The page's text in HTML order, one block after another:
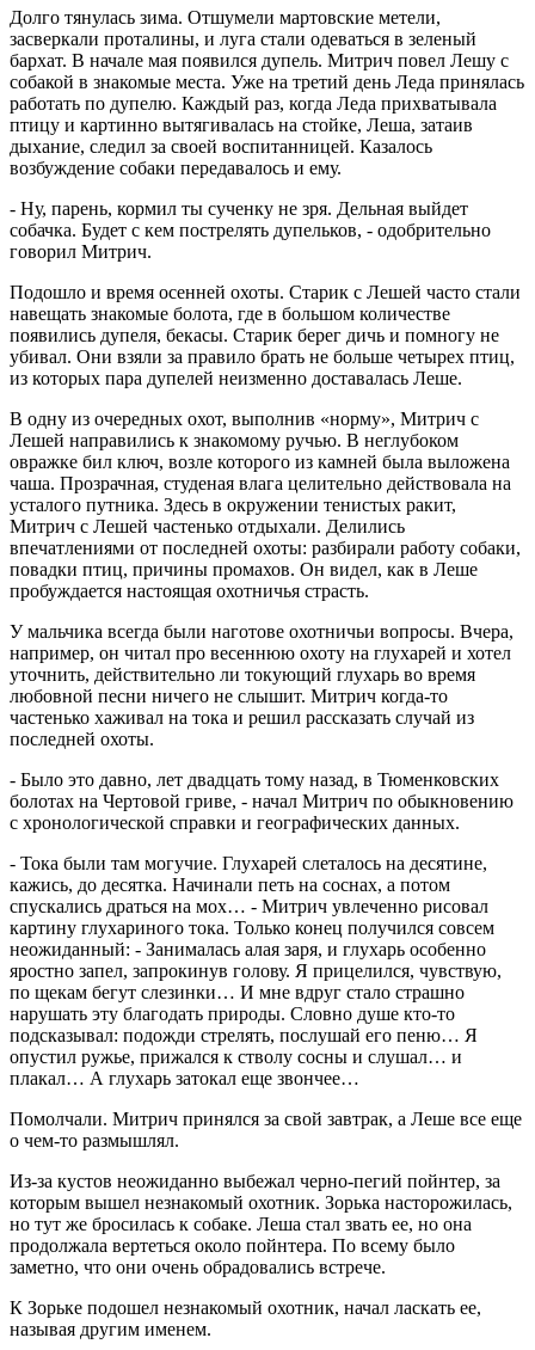
Долго тянулась зима. Отшумели мартовские метели,
засверкали проталины, и луга стали одеваться в зеленый
бархат. В начале мая появился дупель. Митрич повел Лешу с
собакой в знакомые места. Уже на третий день Леда принялась
работать по дупелю. Каждый раз, когда Леда прихватывала
птицу и картинно вытягивалась на стойке, Леша, затаив
дыхание, следил за своей воспитанницей. Казалось
возбуждение собаки передавалось и ему.
- Ну, парень, кормил ты сученку не зря. Дельная выйдет
собачка. Будет с кем пострелять дупельков, - одобрительно
говорил Митрич.
Подошло и время осенней охоты. Старик с Лешей часто стали
навещать знакомые болота, где в большом количестве
появились дупеля, бекасы. Старик берег дичь и помногу не
убивал. Они взяли за правило брать не больше четырех птиц,
из которых пара дупелей неизменно доставалась Леше.
В одну из очередных охот, выполнив «норму», Митрич с
Лешей направились к знакомому ручью. В неглубоком
овражке бил ключ, возле которого из камней была выложена
чаша. Прозрачная, студеная влага целительно действовала на
усталого путника. Здесь в окружении тенистых ракит,
Митрич с Лешей частенько отдыхали. Делились
впечатлениями от последней охоты: разбирали работу собаки,
повадки птиц, причины промахов. Он видел, как в Леше
пробуждается настоящая охотничья страсть.
У мальчика всегда были наготове охотничьи вопросы. Вчера,
например, он читал про весеннюю охоту на глухарей и хотел
уточнить, действительно ли токующий глухарь во время
любовной песни ничего не слышит. Митрич когда-то
частенько хаживал на тока и решил рассказать случай из
последней охоты.
- Было это давно, лет двадцать тому назад, в Тюменковских
болотах на Чертовой гриве, - начал Митрич по обыкновению
с хронологической справки и географических данных.
- Тока были там могучие. Глухарей слеталось на десятине,
кажись, до десятка. Начинали петь на соснах, а потом
спускались драться на мох… - Митрич увлеченно рисовал
картину глухариного тока. Только конец получился совсем
неожиданный: - Занималась алая заря, и глухарь особенно
яростно запел, запрокинув голову. Я прицелился, чувствую,
по щекам бегут слезинки… И мне вдруг стало страшно
нарушать эту благодать природы. Словно душе кто-то
подсказывал: подожди стрелять, послушай его пеню… Я
опустил ружье, прижался к стволу сосны и слушал… и
плакал… А глухарь затокал еще звончее…
Помолчали. Митрич принялся за свой завтрак, а Леше все еще
о чем-то размышлял.
Из-за кустов неожиданно выбежал черно-пегий пойнтер, за
которым вышел незнакомый охотник. Зорька насторожилась,
но тут же бросилась к собаке. Леша стал звать ее, но она
продолжала вертеться около пойнтера. По всему было
заметно, что они очень обрадовались встрече.
К Зорьке подошел незнакомый охотник, начал ласкать ее,
называя другим именем.